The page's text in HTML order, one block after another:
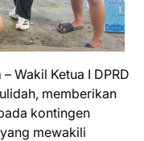
– Wakil Ketua I DPRD
memberikan
kontingen
mewakili